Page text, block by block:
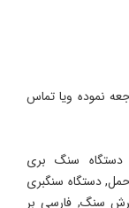
نموده ویا تماس
دستگاه سنگ بری
دستگاه سنگبری
برش سنگ, فارسی بر